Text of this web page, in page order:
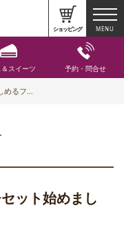
スイーツ 予約・問合せ
ショッピング MENU
めるフ…
ット始めまし